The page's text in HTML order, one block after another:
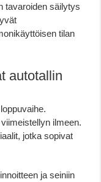
tavaroiden säilytys
tilan
autotallin
ilmeen.
jotka sopivat
ja seiniin